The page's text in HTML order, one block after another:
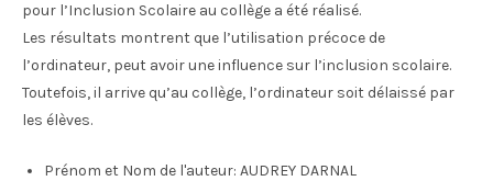
pour l’Inclusion Scolaire au collège a été réalisé.
Les résultats montrent que l’utilisation précoce de
l’ordinateur, peut avoir une influence sur l’inclusion scolaire.
Toutefois, il arrive qu’au collège, l’ordinateur soit délaissé par
les élèves.
Prénom et Nom de l'auteur: AUDREY DARNAL